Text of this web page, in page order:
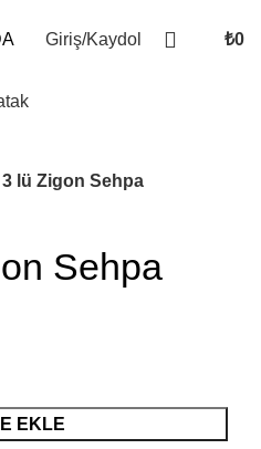
Giriş/Kaydol ₺0
lü Zigon Sehpa
Sehpa
EKLE